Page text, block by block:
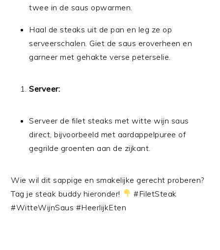
twee in de saus opwarmen.
Haal de steaks uit de pan en leg ze op
serveerschalen. Giet de saus eroverheen en
garneer met gehakte verse peterselie.
Serveer:
Serveer de filet steaks met witte wijn saus
direct, bijvoorbeeld met aardappelpuree of
gegrilde groenten aan de zijkant.
Wie wil dit sappige en smakelijke gerecht proberen?
Tag je steak buddy hieronder!
#FiletSteak
#WitteWijnSaus #HeerlijkEten